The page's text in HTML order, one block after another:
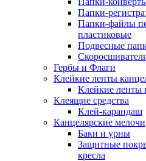
Папки-
Папки-файлы
пластиковые
Подвесные
Гербы и Флаги
Клейкие ленты
Клейкие ленты
Клеящие средства
Клей-карандаш
Канцелярские мелочи
Баки и урны
Защитные
кресла